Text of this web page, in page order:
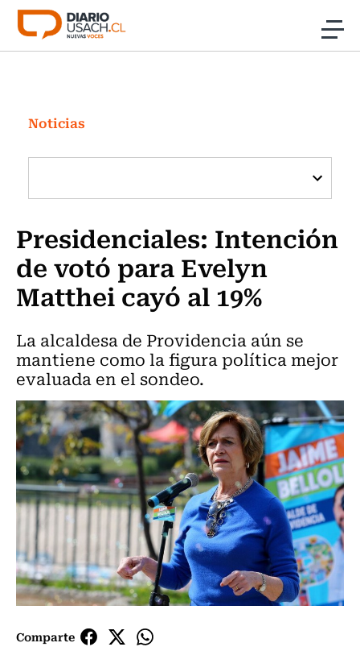
Click acá para ir directamente al contenido
Investigación
Cultura
Programas Radio y TV Usach
Noticias
Presidenciales: Intención
de votó para Evelyn
Matthei cayó al 19%
La alcaldesa de Providencia aún se
mantiene como la figura política mejor
evaluada en el sondeo.
Comparte